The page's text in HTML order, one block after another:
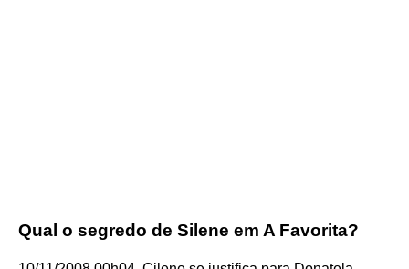
Qual o segredo de Silene em A Favorita?